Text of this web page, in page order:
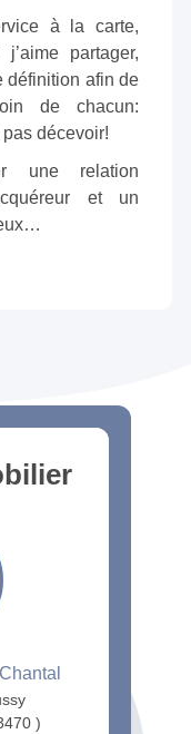
à la carte,
partager,
définition afin de
de chacun:
décevoir!
une relation
et un
Chantal
)